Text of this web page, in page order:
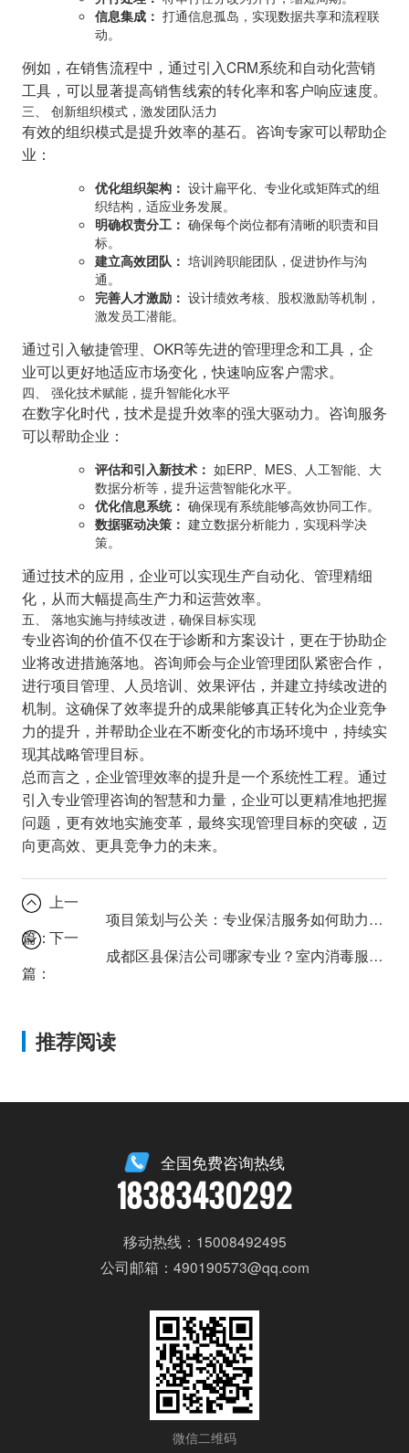
信息集成： 打通信息孤岛，实现数据共享和流程联
动。
例如，在销售流程中，通过引入CRM系统和自动化营销
工具，可以显著提高销售线索的转化率和客户响应速度。
三、 创新组织模式，激发团队活力
有效的组织模式是提升效率的基石。咨询专家可以帮助企
业：
优化组织架构： 设计扁平化、专业化或矩阵式的组
织结构，适应业务发展。
明确权责分工： 确保每个岗位都有清晰的职责和目
标。
建立高效团队： 培训跨职能团队，促进协作与沟
通。
完善人才激励： 设计绩效考核、股权激励等机制，
激发员工潜能。
通过引入敏捷管理、OKR等先进的管理理念和工具，企
业可以更好地适应市场变化，快速响应客户需求。
四、 强化技术赋能，提升智能化水平
在数字化时代，技术是提升效率的强大驱动力。咨询服务
可以帮助企业：
评估和引入新技术： 如ERP、MES、人工智能、大
数据分析等，提升运营智能化水平。
优化信息系统： 确保现有系统能够高效协同工作。
数据驱动决策： 建立数据分析能力，实现科学决
策。
通过技术的应用，企业可以实现生产自动化、管理精细
化，从而大幅提高生产力和运营效率。
五、 落地实施与持续改进，确保目标实现
专业咨询的价值不仅在于诊断和方案设计，更在于协助企
业将改进措施落地。咨询师会与企业管理团队紧密合作，
进行项目管理、人员培训、效果评估，并建立持续改进的
机制。这确保了效率提升的成果能够真正转化为企业竞争
力的提升，并帮助企业在不断变化的市场环境中，持续实
现其战略管理目标。
总而言之，企业管理效率的提升是一个系统性工程。通过
引入专业管理咨询的智慧和力量，企业可以更精准地把握
问题，更有效地实施变革，最终实现管理目标的突破，迈
向更高效、更具竞争力的未来。
上一
篇：
项目策划与公关：专业保洁服务如何助力商业综合体成功？
下一
篇：
成都区县保洁公司哪家专业？室内消毒服务怎么选？
推荐阅读
全国免费咨询热线
18383430292
移动热线：15008492495
公司邮箱：490190573@qq.com
微信二维码